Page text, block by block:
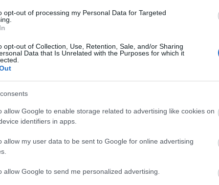
opt-out of processing my Personal Data for Targeted
opt-out of Collection, Use, Retention, Sale, and/or Sharing
Data that Is Unrelated with the Purposes for which it
allow Google to enable storage related to advertising like cookies on
identifiers in apps.
allow my user data to be sent to Google for online advertising
allow Google to send me personalized advertising.
αναφοράς αυξήθηκε στο υψηλότερο
20:00
19:27